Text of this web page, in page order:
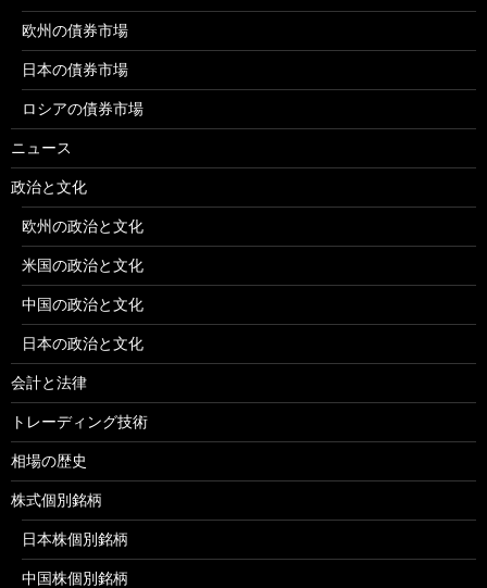
欧州の債券市場
日本の債券市場
ロシアの債券市場
ニュース
政治と文化
欧州の政治と文化
米国の政治と文化
中国の政治と文化
日本の政治と文化
会計と法律
トレーディング技術
相場の歴史
株式個別銘柄
日本株個別銘柄
中国株個別銘柄